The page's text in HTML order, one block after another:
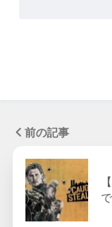
前の記事